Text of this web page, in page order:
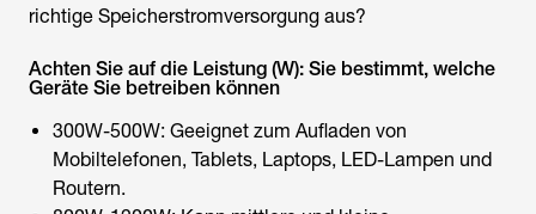
richtige Speicherstromversorgung aus?
Achten Sie auf die Leistung (W): Sie bestimmt, welche
Geräte Sie betreiben können
300W-500W: Geeignet zum Aufladen von
Mobiltelefonen, Tablets, Laptops, LED-Lampen und
Routern.